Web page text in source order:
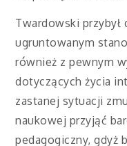
Twardowski
ugruntowanym
również z pewnym
dotyczących życia
zastanej sytuacji
naukowej przyjąć
pedagogiczny, gdyż